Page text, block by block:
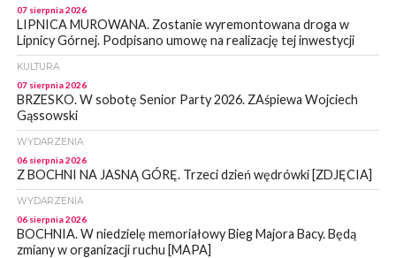
07 sierpnia 2026
LIPNICA MUROWANA. Zostanie wyremontowana droga w
Lipnicy Górnej. Podpisano umowę na realizację tej inwestycji
KULTURA
07 sierpnia 2026
BRZESKO. W sobotę Senior Party 2026. ZAśpiewa Wojciech
Gąssowski
WYDARZENIA
06 sierpnia 2026
Z BOCHNI NA JASNĄ GÓRĘ. Trzeci dzień wędrówki [ZDJĘCIA]
WYDARZENIA
06 sierpnia 2026
BOCHNIA. W niedzielę memoriałowy Bieg Majora Bacy. Będą
zmiany w organizacji ruchu [MAPA]